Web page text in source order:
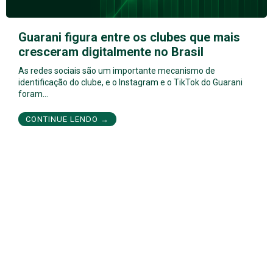
Guarani figura entre os clubes que mais
cresceram digitalmente no Brasil
As redes sociais são um importante mecanismo de
identificação do clube, e o Instagram e o TikTok do Guarani
foram…
CONTINUE LENDO →